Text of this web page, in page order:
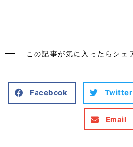
この記事が気に入ったらシェ
Facebook Twitter
Email